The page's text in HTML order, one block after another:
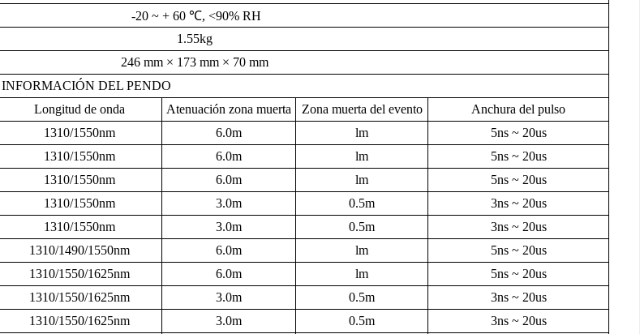
-20 ~ + 60 ℃, <90% RH
1.55kg
246 mm × 173 mm × 70 mm
INFORMACIÓN DEL PENDO
Longitud de onda Atenuación zona muerta Zona muerta del evento
Anchura del pulso
1310/1550nm 6.0m lm
5ns ~ 20us
1310/1550nm 6.0m lm
5ns ~ 20us
1310/1550nm 6.0m lm
5ns ~ 20us
1310/1550nm 3.0m 0.5m
3ns ~ 20us
1310/1550nm 3.0m 0.5m
3ns ~ 20us
1310/1490/1550nm 6.0m lm
5ns ~ 20us
1310/1550/1625nm 6.0m lm
5ns ~ 20us
1310/1550/1625nm 3.0m 0.5m
3ns ~ 20us
1310/1550/1625nm 3.0m 0.5m 3ns ~ 20us